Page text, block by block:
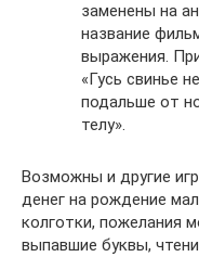
заменены на
название
выражения.
«Гусь свинье
подальше от
телу».
Возможны и другие
денег на рождение
колготки, пожелания
выпавшие буквы,